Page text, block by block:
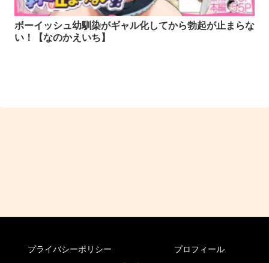
ボーイッシュ幼馴染がギャル化してから勃起が止まらな
い！【なのかえいち】
プライバシーポリシー
プロフィール